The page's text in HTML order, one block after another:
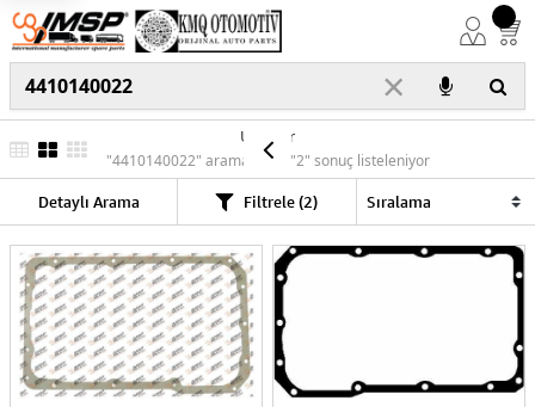
×
Ürünler
"4410140022" araması için "2" sonuç listeleniyor
Detaylı Arama Filtrele (2)